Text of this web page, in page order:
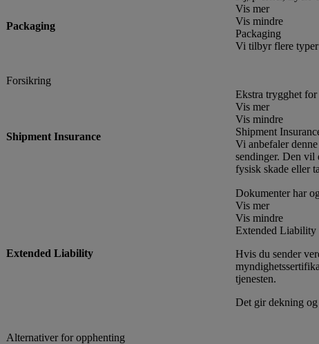
Packaging
Vis mer
Vis mindre
Packaging
Vi tilbyr flere
Forsikring
Shipment Insurance
Ekstra trygghet
Vis mer
Vis mindre
Shipment
Vi anbefaler
sendinger. Den vil
fysisk skade eller
Extended Liability
Dokumenter har
Vis mer
Vis mindre
Extended Liability
Hvis du sender
tjenesten.
Det gir dekning
Alternativer for opphenting